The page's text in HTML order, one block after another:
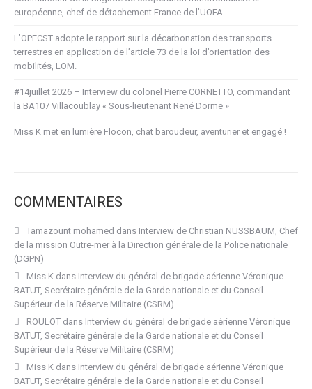
européenne, chef de détachement France de l’UOFA
L’OPECST adopte le rapport sur la décarbonation des transports
terrestres en application de l’article 73 de la loi d’orientation des
mobilités, LOM.
#14juillet 2026 – Interview du colonel Pierre CORNETTO, commandant
la BA107 Villacoublay « Sous-lieutenant René Dorme »
Miss K met en lumière Flocon, chat baroudeur, aventurier et engagé !
COMMENTAIRES
Tamazount mohamed dans Interview de Christian NUSSBAUM, Chef
de la mission Outre-mer à la Direction générale de la Police nationale
(DGPN)
Miss K dans Interview du général de brigade aérienne Véronique
BATUT, Secrétaire générale de la Garde nationale et du Conseil
Supérieur de la Réserve Militaire (CSRM)
ROULOT dans Interview du général de brigade aérienne Véronique
BATUT, Secrétaire générale de la Garde nationale et du Conseil
Supérieur de la Réserve Militaire (CSRM)
Miss K dans Interview du général de brigade aérienne Véronique
BATUT, Secrétaire générale de la Garde nationale et du Conseil